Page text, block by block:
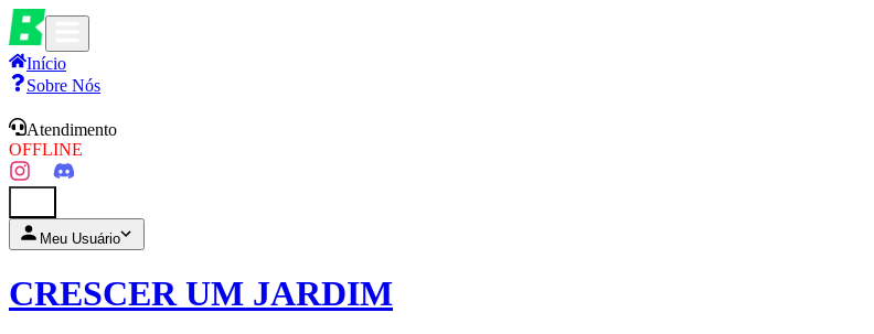
Início
Sobre Nós
Atendimento
OFFLINE
Meu Usuário
CRESCER UM JARDIM